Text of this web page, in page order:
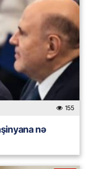
155
nə